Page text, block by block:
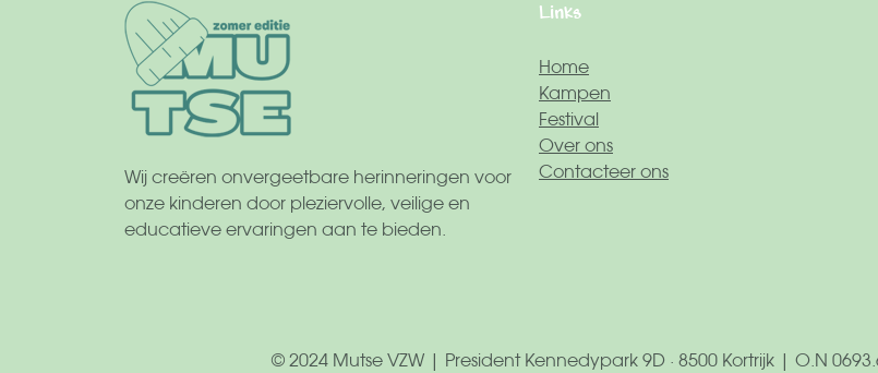
Wij creëren onvergeetbare herinneringen voor
onze kinderen door pleziervolle, veilige en
educatieve ervaringen aan te bieden.
Links
Home
Kampen
Festival
Over ons
Contacteer ons
© 2024 Mutse VZW | President Kennedypark 9D · 8500 Kortrijk | O.N